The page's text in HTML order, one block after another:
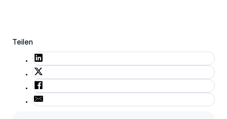
Teilen